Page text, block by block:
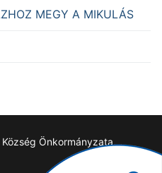
MEGY A MIKULÁS
Önkormányzata